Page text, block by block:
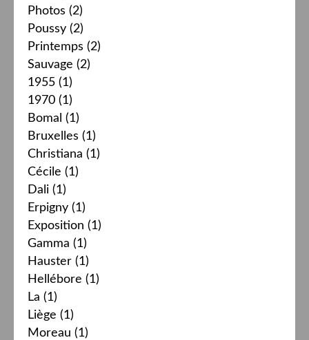
Photos (2)
Poussy (2)
Printemps (2)
Sauvage (2)
1955 (1)
1970 (1)
Bomal (1)
Bruxelles (1)
Christiana (1)
Cécile (1)
Dali (1)
Erpigny (1)
Exposition (1)
Gamma (1)
Hauster (1)
Hellébore (1)
La (1)
Liège (1)
Moreau (1)